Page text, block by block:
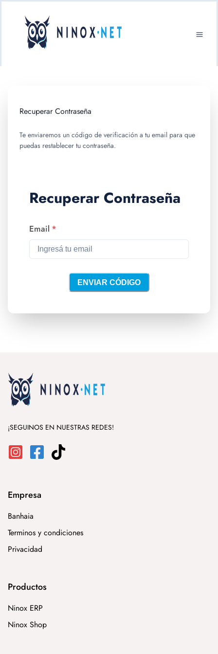
Recuperar Contraseña
Te enviaremos un código de verificación a tu email para que
puedas restablecer tu contraseña.
Recuperar Contraseña
Email *
ENVIAR CÓDIGO
¡SEGUINOS EN NUESTRAS REDES!
Empresa
Banhaia
Terminos y condiciones
Privacidad
Productos
Ninox ERP
Ninox Shop